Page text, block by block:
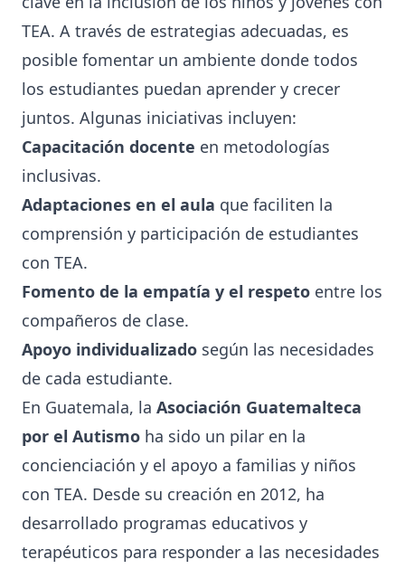
TEA. A través de estrategias adecuadas, es
posible fomentar un ambiente donde todos
los estudiantes puedan aprender y crecer
juntos. Algunas iniciativas incluyen:
Capacitación docente en metodologías
inclusivas.
Adaptaciones en el aula que faciliten la
comprensión y participación de estudiantes
con TEA.
Fomento de la empatía y el respeto entre los
compañeros de clase.
Apoyo individualizado según las necesidades
de cada estudiante.
En Guatemala, la Asociación Guatemalteca
por el Autismo ha sido un pilar en la
concienciación y el apoyo a familias y niños
con TEA. Desde su creación en 2012, ha
desarrollado programas educativos y
terapéuticos para responder a las necesidades